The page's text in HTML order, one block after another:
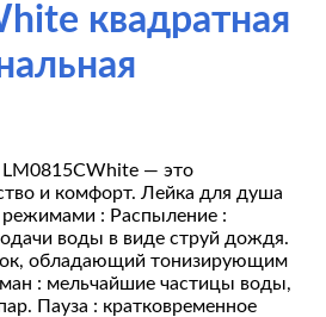
квадратная
LM0815CWhite — это
и комфорт. Лейка для душа
: Распыление :
воды в виде струй дождя.
обладающий тонизирующим
: мельчайшие частицы воды,
Пауза : кратковременное